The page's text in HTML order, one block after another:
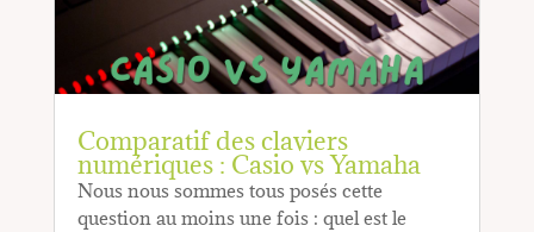
Comparatif des claviers
numériques : Casio vs Yamaha
Nous nous sommes tous posés cette
question au moins une fois : quel est le